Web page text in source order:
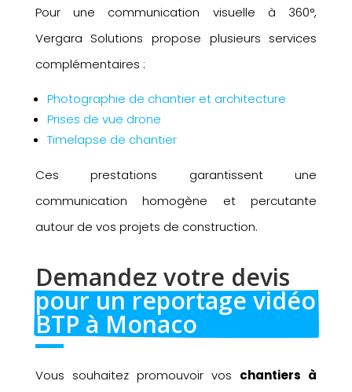
Pour une communication visuelle à 360°,
Vergara Solutions propose plusieurs services
complémentaires :
Photographie de chantier et architecture
Prises de vue drone
Timelapse de chantier
Ces prestations garantissent une
communication homogène et percutante
autour de vos projets de construction.
Demandez votre devis
pour un reportage vidéo
BTP à Monaco
Vous souhaitez promouvoir vos chantiers à